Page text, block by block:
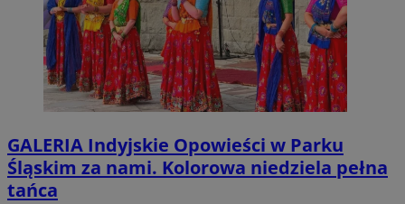
GALERIA Indyjskie Opowieści w Parku
Śląskim za nami. Kolorowa niedziela pełna
tańca